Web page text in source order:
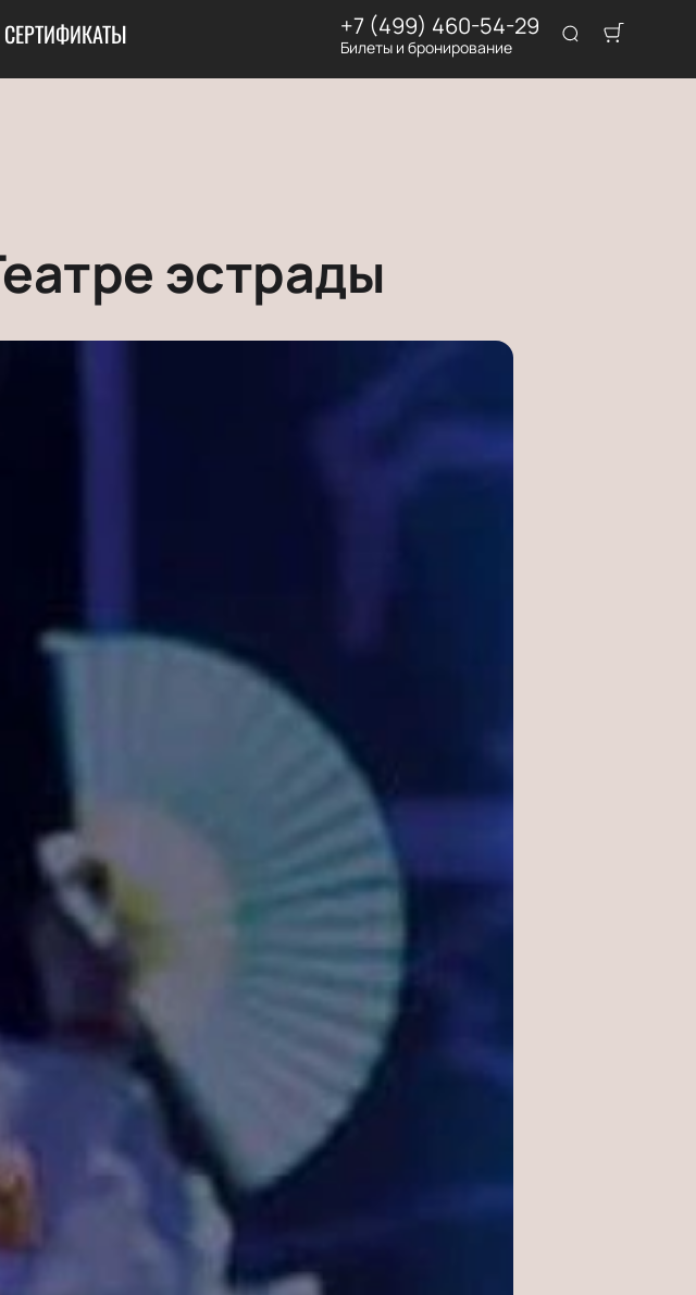
+7 (499) 460-54-29
Билеты и бронирование
эстрады